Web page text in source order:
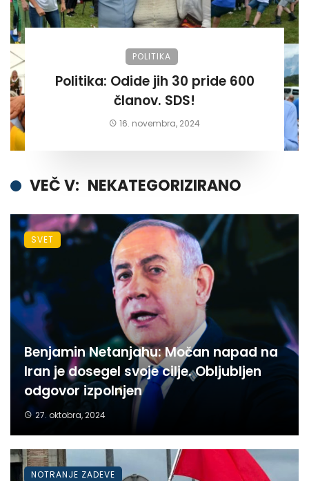
POLITIKA
Politika: Odide jih 30 pride 600
članov. SDS!
16. novembra, 2024
VEČ V: NEKATEGORIZIRANO
Benjamin Netanjahu: Močan napad na
Iran je dosegel svoje cilje. Obljubljen
odgovor izpolnjen
27. oktobra, 2024
SVET
NOTRANJE ZADEVE